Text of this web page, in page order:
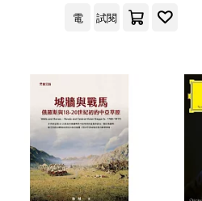
江樹生(1) 汪原放(1)
沈愛鳳(1)
溫伯格(美)(1)
山東美術出版社(1)
廈門大學出版社(1)
復旦大學出版社(1)
電
試閱